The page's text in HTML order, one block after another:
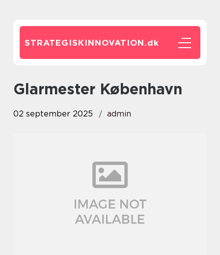
STRATEGISKINNOVATION.dk
Glarmester København
02 september 2025 admin